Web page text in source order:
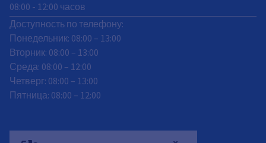
08:00 - 12:00 часов
Доступность по телефону:
Понедельник: 08:00 – 13:00
Вторник: 08:00 – 13:00
Среда: 08:00 – 12:00
Четверг: 08:00 – 13:00
Пятница: 08:00 – 12:00